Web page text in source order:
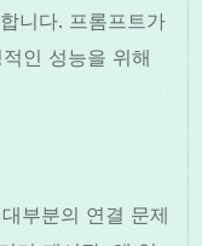
니다. 프롬프트가
인 성능을 위해
부분의 연결 문제